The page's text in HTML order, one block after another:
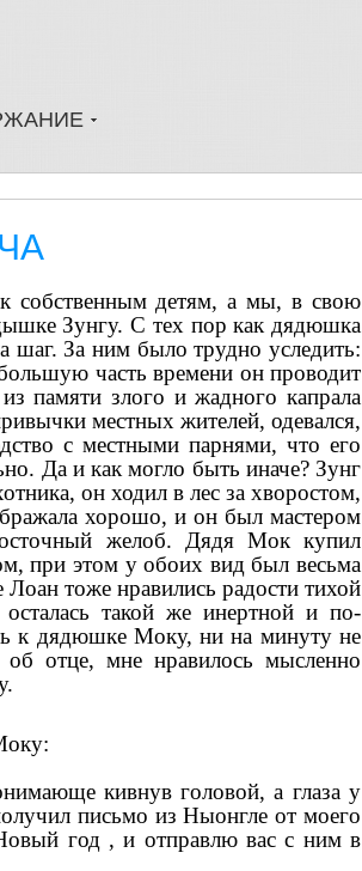
собственным детям, а мы, в свою
Зунгу. С тех пор как дядюшка
шаг. За ним было трудно уследить:
часть времени он проводит
памяти злого и жадного капрала
местных жителей, одевался,
с местными парнями, что его
Да и как могло быть иначе? Зунг
он ходил в лес за хворостом,
хорошо, и он был мастером
желоб. Дядя Мок купил
при этом у обоих вид был весьма
тоже нравились радости тихой
такой же инертной и по-
к дядюшке Моку, ни на минуту не
отце, мне нравилось мысленно
кивнув головой, а глаза у
письмо из Ныонгле от моего
год , и отправлю вас с ним в